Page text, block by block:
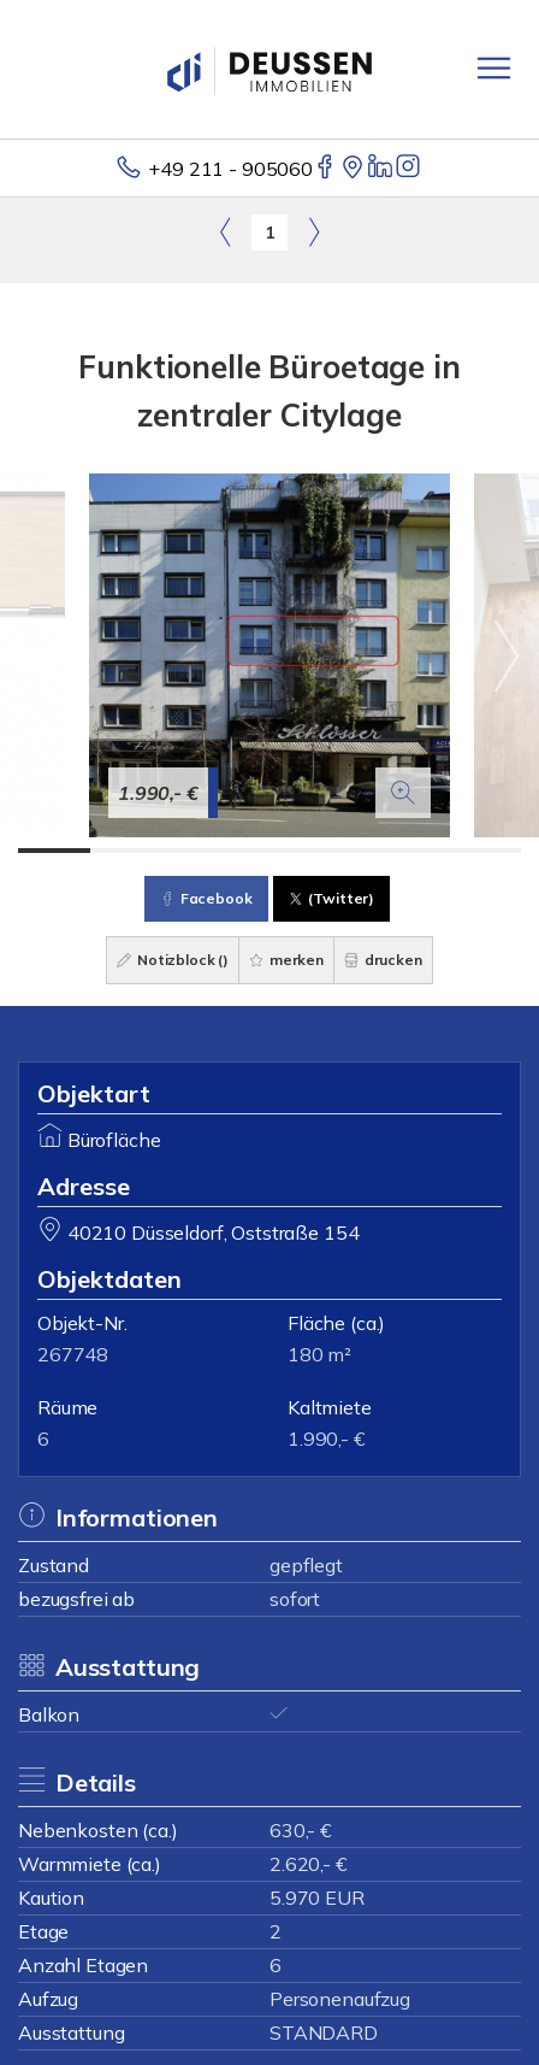
+49 211 - 905060
1
Funktionelle Büroetage in
zentraler Citylage
1.990,- €
Facebook (Twitter)
Notizblock () merken drucken
Objektart
Bürofläche
Adresse
40210 Düsseldorf, Oststraße 154
Objektdaten
Objekt-Nr.
267748
Fläche (ca.)
180 m²
Räume
6
Kaltmiete
1.990,- €
Informationen
Zustand
gepflegt
bezugsfrei ab
sofort
Ausstattung
Balkon
Details
Nebenkosten (ca.)
630,- €
Warmmiete (ca.)
2.620,- €
Kaution
5.970 EUR
Etage
2
Anzahl Etagen
6
Aufzug
Personenaufzug
Ausstattung
STANDARD